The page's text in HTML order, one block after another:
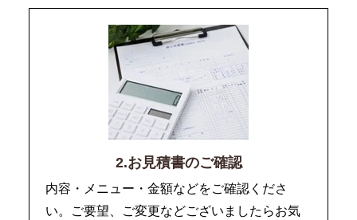
2.お見積書のご確認
内容・メニュー・金額などをご確認くださ
い。ご要望、ご変更などございましたらお気